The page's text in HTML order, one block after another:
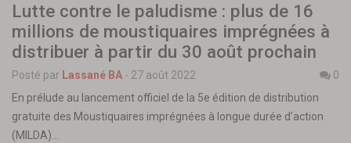
Lutte contre le paludisme : plus de 16
millions de moustiquaires imprégnées à
distribuer à partir du 30 août prochain
Posté par Lassané BA - 27 août 2022
0
En prélude au lancement officiel de la 5e édition de distribution
gratuite des Moustiquaires imprégnées à longue durée d’action
(MILDA)…